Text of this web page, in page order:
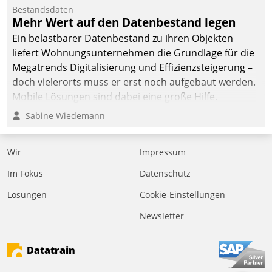
Dialogführung ermöglicht
dem externen
Serviceteam, Anrufe von
Mietenden zügiger und
effizienter zu bearbeiten.
Bestandsdaten
Mehr Wert auf den Datenbestand legen
Ein belastbarer Datenbestand zu ihren Objekten
liefert Wohnungsunternehmen die Grundlage für die
Megatrends Digitalisierung und Effizienzsteigerung –
doch vielerorts muss er erst noch aufgebaut werden.
Mobile Lösungen sind dabei eine große Hilfe.
Sabine Wiedemann
Wir
Im Fokus
Lösungen
Impressum
Datenschutz
Cookie-Einstellungen
Newsletter
Datatrain